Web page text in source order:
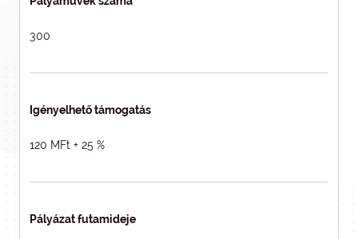
300
Igényelhető támogatás
120 MFt + 25 %
Pályázat futamideje